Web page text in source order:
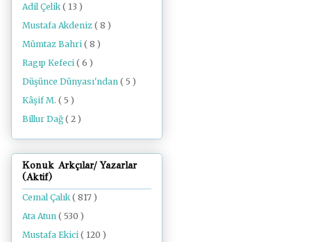
Adil Çelik ( 13 )
Mustafa Akdeniz ( 8 )
Mümtaz Bahri ( 8 )
Ragıp Kefeci ( 6 )
Düşünce Dünyası'ndan ( 5 )
Kâşif M. ( 5 )
Billur Dağ ( 2 )
Konuk Arkçılar/ Yazarlar
(Aktif)
Cemal Çalık( 817 )
Ata Atun ( 530 )
Mustafa Ekici ( 120 )